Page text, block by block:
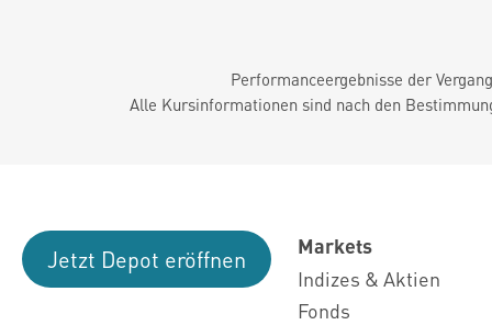
Performanceergebnisse der
Alle Kursinformationen sind nach den
Jetzt Depot eröffnen
Markets
Indizes & Aktien
Fonds